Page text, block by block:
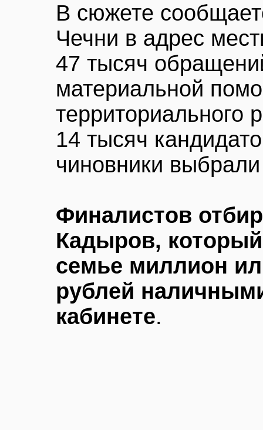
В сюжете
Чечни в адрес
47 тысяч
материальной
территориального
14 тысяч
чиновники
Финалистов
Кадыров,
семье миллион
рублей
кабинете.